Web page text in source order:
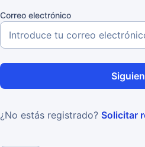
Correo electrónico
¿No estás registrado? Solicitar